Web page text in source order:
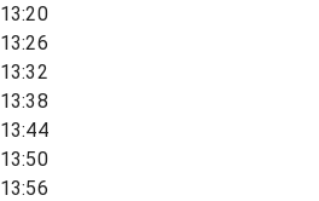
13:20
13:26
13:32
13:38
13:44
13:50
13:56